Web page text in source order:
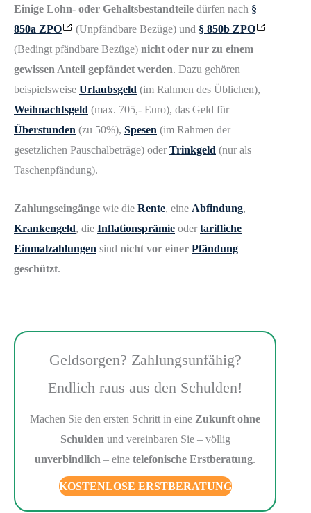
Einige Lohn- oder Gehaltsbestandteile dürfen nach §
850a ZPO
(Unpfändbare Bezüge) und § 850b ZPO
(Bedingt pfändbare Bezüge) nicht oder nur zu einem
gewissen Anteil gepfändet werden. Dazu gehören
beispielsweise Urlaubsgeld (im Rahmen des Üblichen),
Weihnachtsgeld (max. 705,- Euro), das Geld für
Überstunden (zu 50%), Spesen (im Rahmen der
gesetzlichen Pauschalbeträge) oder Trinkgeld (nur als
Taschenpfändung).
Zahlungseingänge wie die Rente, eine Abfindung,
Krankengeld, die Inflationsprämie oder tarifliche
Einmalzahlungen sind nicht vor einer Pfändung
geschützt.
Geldsorgen? Zahlungsunfähig?
Endlich raus aus den Schulden!
Machen Sie den ersten Schritt in eine Zukunft ohne
Schulden und vereinbaren Sie – völlig
unverbindlich – eine telefonische Erstberatung.
KOSTENLOSE ERSTBERATUNG